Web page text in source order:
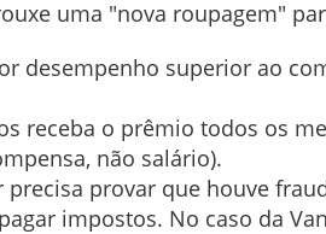
uma "nova roupagem"
desempenho superior ao
receba o prêmio todos os
não salário).
provar que houve
impostos. No caso da